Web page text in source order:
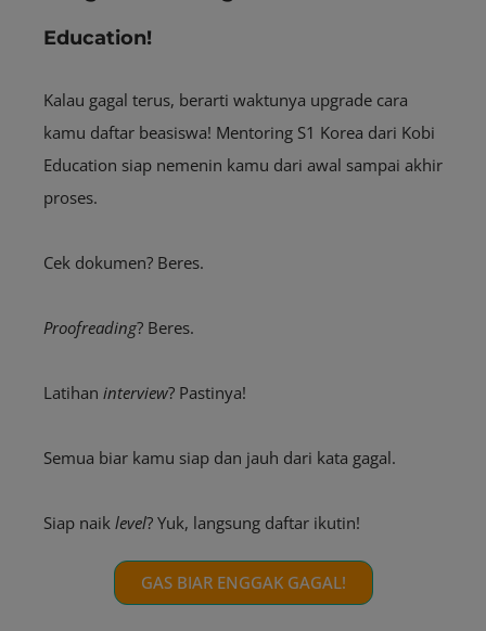
Education!
Kalau gagal terus, berarti waktunya upgrade cara
kamu daftar beasiswa! Mentoring S1 Korea dari Kobi
Education siap nemenin kamu dari awal sampai akhir
proses.
Cek dokumen? Beres.
Proofreading? Beres.
Latihan interview? Pastinya!
Semua biar kamu siap dan jauh dari kata gagal.
Siap naik level? Yuk, langsung daftar ikutin!
GAS BIAR ENGGAK GAGAL!